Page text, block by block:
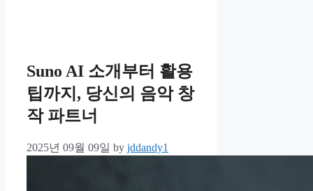
Suno AI 소개부터 활용
팁까지, 당신의 음악 창
작 파트너
2025년 09월 09일 by jddandy1